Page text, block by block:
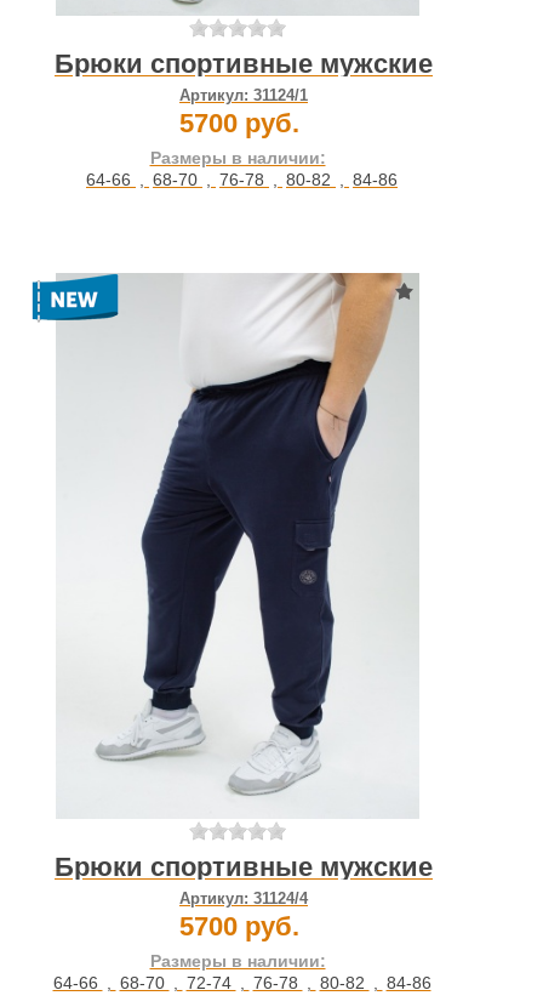
Брюки спортивные мужские
Артикул: 31124/1
5700 руб.
Размеры в наличии:
64-66
68-70 76-78 80-82 84-86
Брюки спортивные мужские
Артикул: 31124/4
5700 руб.
Размеры в наличии:
64-66 , 68-70 , 72-74 , 76-78 , 80-82 , 84-86